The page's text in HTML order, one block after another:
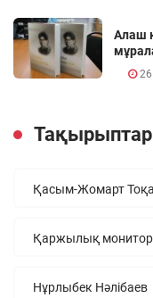
Алаш
26
Тақырыптар
Қасым-Жомарт
Қаржылық
Нұрлыбек Нәлібаев